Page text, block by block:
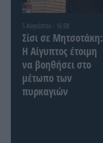
5 Αυγούστου - 16:08
Σίσι σε Μητσοτάκη:
Η Αίγυπτος έτοιμη
να βοηθήσει στο
μέτωπο των
πυρκαγιών